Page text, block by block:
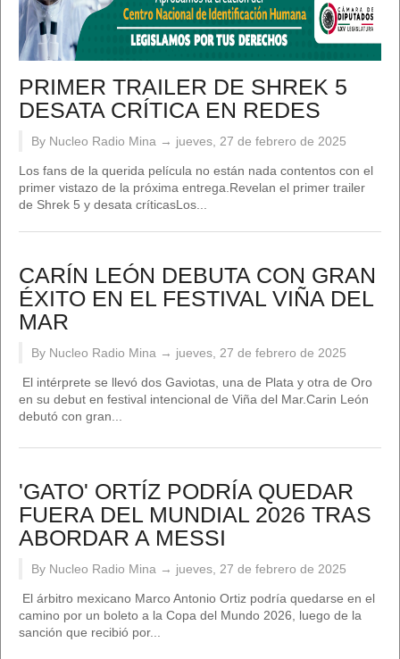
PRIMER TRAILER DE SHREK 5
DESATA CRÍTICA EN REDES
By Nucleo Radio Mina → jueves, 27 de febrero de 2025
Los fans de la querida película no están nada contentos con el
primer vistazo de la próxima entrega.Revelan el primer trailer
de Shrek 5 y desata críticasLos...
CARÍN LEÓN DEBUTA CON GRAN
ÉXITO EN EL FESTIVAL VIÑA DEL
MAR
By Nucleo Radio Mina → jueves, 27 de febrero de 2025
El intérprete se llevó dos Gaviotas, una de Plata y otra de Oro
en su debut en festival intencional de Viña del Mar.Carin León
debutó con gran...
'GATO' ORTÍZ PODRÍA QUEDAR
FUERA DEL MUNDIAL 2026 TRAS
ABORDAR A MESSI
By Nucleo Radio Mina → jueves, 27 de febrero de 2025
El árbitro mexicano Marco Antonio Ortiz podría quedarse en el
camino por un boleto a la Copa del Mundo 2026, luego de la
sanción que recibió por...